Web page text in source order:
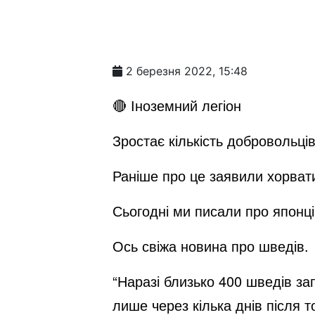
2 березня 2022, 15:48
🔴 Іноземний легіон
Зростає кількість
Раніше про це заявили
Сьогодні ми писали про
Ось свіжа новина про шведів.
“Наразі близько 400 шведів
лише через кілька днів після